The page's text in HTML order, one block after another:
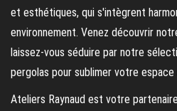
et esthétiques, qui s'intègrent
environnement. Venez découvrir
laissez-vous séduire par notre
pergolas pour sublimer votre espace
Ateliers Raynaud est votre